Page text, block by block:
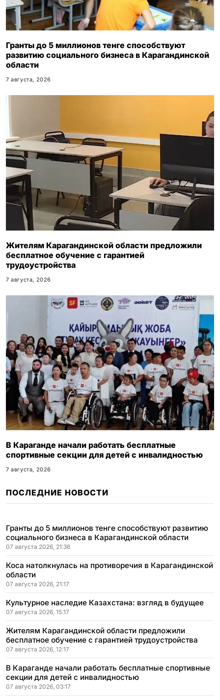
Гранты до 5 миллионов тенге способствуют
развитию социального бизнеса в Карагандинской
области
7 августа, 2026
Жителям Карагандинской области предложили
бесплатное обучение с гарантией
трудоустройства
7 августа, 2026
В Караганде начали работать бесплатные
спортивные секции для детей с инвалидностью
7 августа, 2026
ПОСЛЕДНИЕ НОВОСТИ
Гранты до 5 миллионов тенге способствуют развитию
социального бизнеса в Карагандинской области
07 августа 2026, 21:36
Коса натолкнулась на противоречия в Карагандинской
области
07 августа 2026, 21:17
Культурное наследие Казахстана: взгляд в будущее
07 августа 2026, 15:17
Жителям Карагандинской области предложили
бесплатное обучение с гарантией трудоустройства
07 августа 2026, 12:17
В Караганде начали работать бесплатные спортивные
секции для детей с инвалидностью
07 августа 2026, 03:17